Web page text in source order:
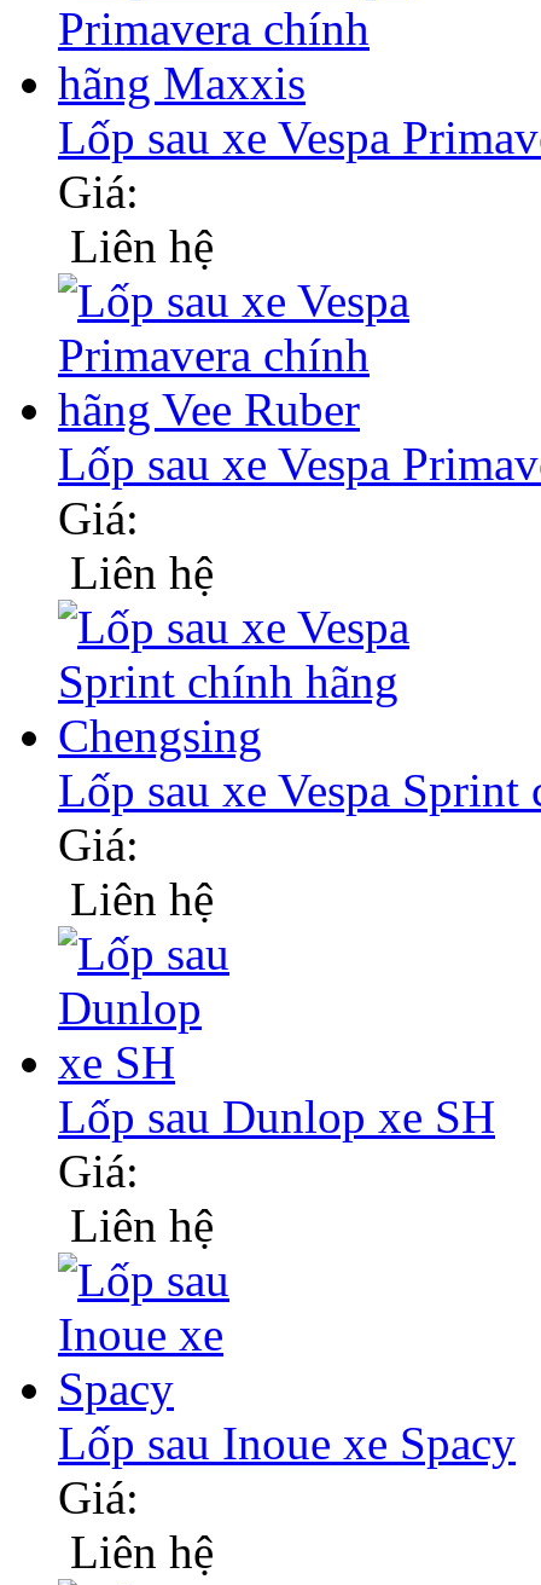
Lốp sau xe Vespa
Giá:
Liên hệ
Lốp sau xe Vespa
Giá:
Liên hệ
Lốp sau xe Vespa
Giá:
Liên hệ
Lốp sau Dunlop xe SH
Giá:
Liên hệ
Lốp sau Inoue xe Spacy
Giá:
Liên hệ